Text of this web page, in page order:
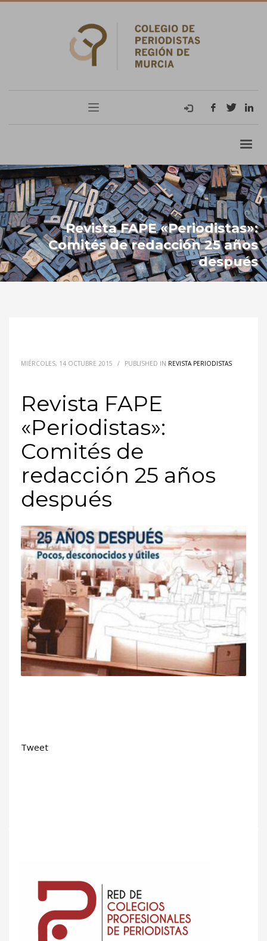
Revista FAPE «Periodistas»:
Comités de redacción 25 años
después
MIÉRCOLES, 14 OCTUBRE 2015 / PUBLISHED IN REVISTA PERIODISTAS
Revista FAPE
«Periodistas»:
Comités de
redacción 25 años
después
Tweet